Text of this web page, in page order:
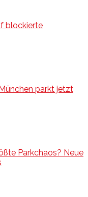
blockierte
parkt jetzt
Parkchaos? Neue